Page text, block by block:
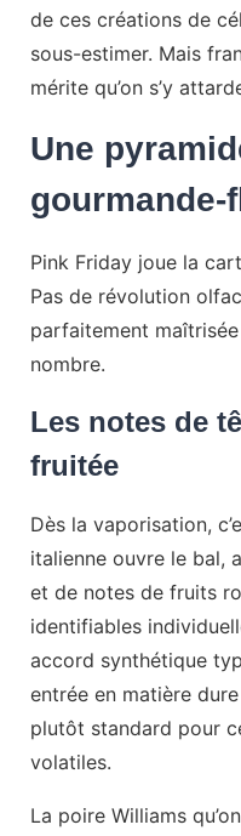
de ces créations de
sous-estimer. Mais
mérite qu’on s’y
Une
gourmande-
Pink Friday joue la
Pas de révolution
parfaitement
nombre.
Les notes de
fruitée
Dès la vaporisation,
italienne ouvre le bal,
et de notes de fruits
identifiables
accord synthétique
entrée en matière
plutôt standard pour
volatiles.
La poire Williams